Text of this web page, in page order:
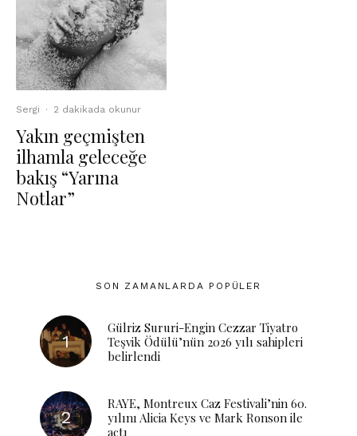
Sergi · 2 dakikada okunur
Yakın geçmişten
ilhamla geleceğe
bakış “Yarına
Notlar”
SON ZAMANLARDA POPÜLER
Gülriz Sururi-Engin Cezzar Tiyatro
Teşvik Ödülü’nün 2026 yılı sahipleri
belirlendi
RAYE, Montreux Caz Festivali’nin 60.
yılını Alicia Keys ve Mark Ronson ile
açtı